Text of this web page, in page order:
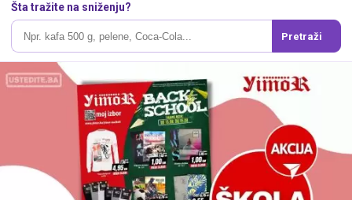
Šta tražite na sniženju?
Pretraži